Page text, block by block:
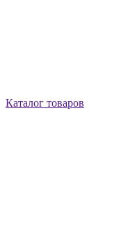
Каталог товаров